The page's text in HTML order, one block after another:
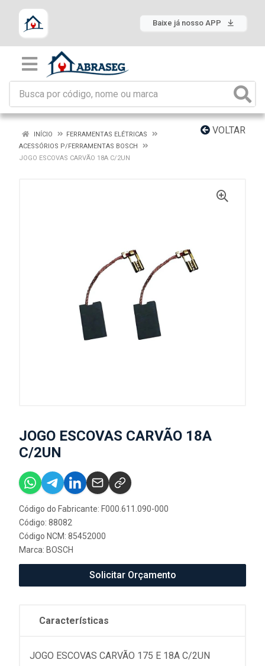
Baixe já nosso APP
VOLTAR
INÍCIO
FERRAMENTAS ELÉTRICAS
ACESSÓRIOS P/FERRAMENTAS BOSCH
JOGO ESCOVAS CARVÃO 18A C/2UN
JOGO ESCOVAS CARVÃO 18A
C/2UN
Código do Fabricante: F000.611.090-000
Código: 88082
Código NCM: 85452000
Marca: BOSCH
Solicitar Orçamento
Características
JOGO ESCOVAS CARVÃO 175 E 18A C/2UN